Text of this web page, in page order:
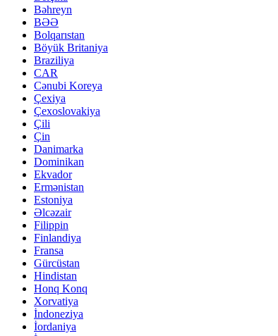
Bəhreyn
BƏƏ
Bolqarıstan
Böyük Britaniya
Braziliya
CAR
Cənubi Koreya
Çexiya
Çexoslovakiya
Çili
Çin
Danimarka
Dominikan
Ekvador
Ermənistan
Estoniya
Əlcəzair
Filippin
Finlandiya
Fransa
Gürcüstan
Hindistan
Honq Konq
Xorvatiya
İndoneziya
İordaniya